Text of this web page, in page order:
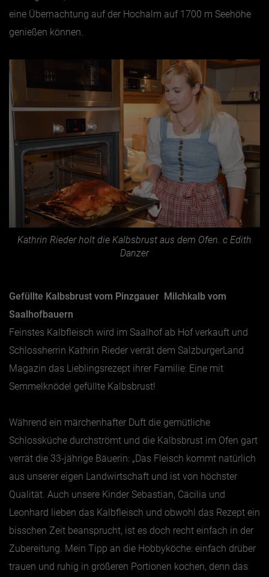
eine Übernachtung auf der Hochalm auf 1700 m Seehöhe
genießen können.
Kathrin Rieder holt die Kalbsbrust aus dem Ofen. c Edith
Danzer
Gefüllte Kalbsbrust vom Pinzgauer Milchkalb vom
Saalhofbauern
Feinstes Kalbfleisch wird im Saalhof ab Hof verkauft und
Schlossherrin Kathrin Rieder verrät dem SalzburgerLand
Magazin das Lieblingsrezept ihrer Familie: Eine mit
Semmelknödel gefüllte Kalbsbrust!
Während ein märchenhafter Duft die gemütliche
Schlossküche durchströmt und die Kalbsbrust im Ofen gart
verrät die 33-jährige Bäuerin: „Das Fleisch kommt natürlich
aus unserer eigen Landwirtschaft und ist von höchster
Qualität. Auch unsere Kinder Sebastian, Cäcilia und
Leonhard lieben das Kalbfleisch und obwohl das Rezept ein
bisschen Zeit beansprucht, ist es doch recht einfach in der
Zubereitung. Mein Tipp an die Hobbyköche: einfach drüber
trauen und ruhig in größeren Portionen kochen, denn das